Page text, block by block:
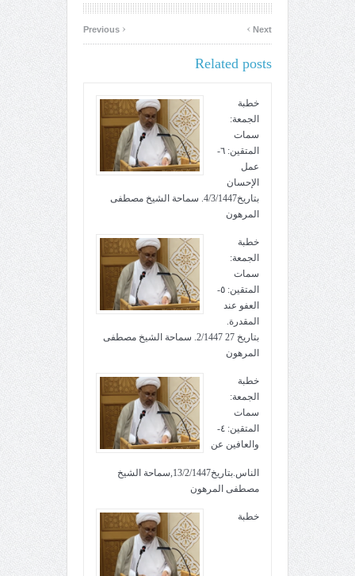
‹ Next
›
Related posts
خطبة
الجمعة:
سمات
المتقين: ٦-
عمل
الإحسان
بتاريخ4/3/1447. سماحة الشيخ مصطفى
المرهون
خطبة
الجمعة:
سمات
المتقين: ٥-
العفو عند
المقدرة.
بتاريخ 27 2/1447. سماحة الشيخ مصطفى
المرهون
خطبة
الجمعة:
سمات
المتقين: ٤-
والعافين عن
الناس.بتاريخ13/2/1447,سماحة الشيخ
مصطفى المرهون
خطبة